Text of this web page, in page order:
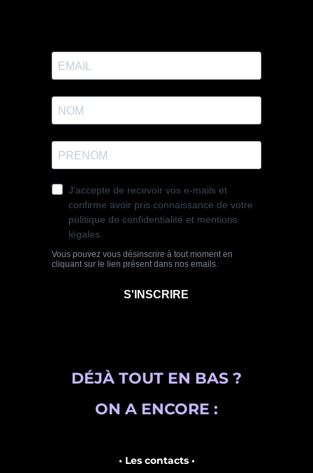
DÉJÀ TOUT EN BAS ?
ON A ENCORE :
• Les contacts •